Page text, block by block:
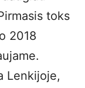
toks
2018
Lenkijoje,